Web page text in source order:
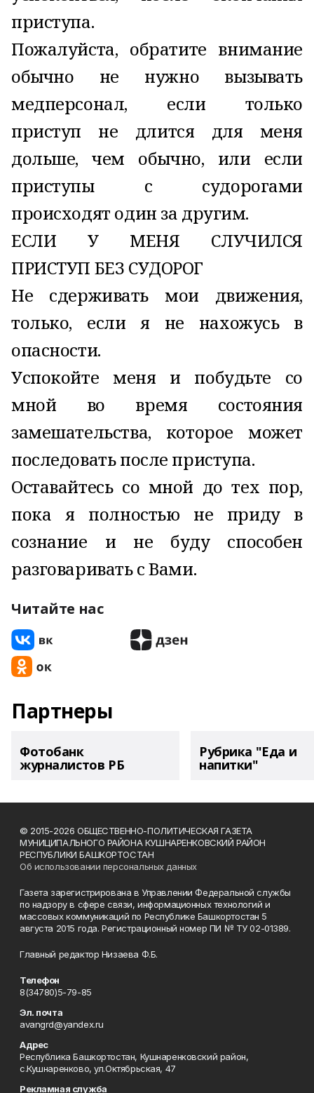
приступа.
Пожалуйста, обратите внимание
обычно не нужно вызывать
медперсонал, если только
приступ не длится для меня
дольше, чем обычно, или если
приступы с судорогами
происходят один за другим.
ЕСЛИ У МЕНЯ СЛУЧИЛСЯ
ПРИСТУП БЕЗ СУДОРОГ
Не сдерживать мои движения,
только, если я не нахожусь в
опасности.
Успокойте меня и побудьте со
мной во время состояния
замешательства, которое может
последовать после приступа.
Оставайтесь со мной до тех пор,
пока я полностью не приду в
сознание и не буду способен
разговаривать с Вами.
Читайте нас
Партнеры
Фотобанк
журналистов РБ
Рубрика "Еда и
напитки"
© 2015-2026 ОБЩЕСТВЕННО-ПОЛИТИЧЕСКАЯ ГАЗЕТА
МУНИЦИПАЛЬНОГО РАЙОНА КУШНАРЕНКОВСКИЙ РАЙОН
РЕСПУБЛИКИ БАШКОРТОСТАН
Об использовании персональных данных
Газета зарегистрирована в Управлении Федеральной службы
по надзору в сфере связи, информационных технологий и
массовых коммуникаций по Республике Башкортостан 5
августа 2015 года. Регистрационный номер ПИ № ТУ 02-01389.
Главный редактор Низаева Ф.Б.
Телефон
8(34780)5-79-85
Эл. почта
avangrd@yandex.ru
Адрес
Республика Башкортостан, Кушнаренковский район,
с.Кушнаренково, ул.Октябрьская, 47
Рекламная служба